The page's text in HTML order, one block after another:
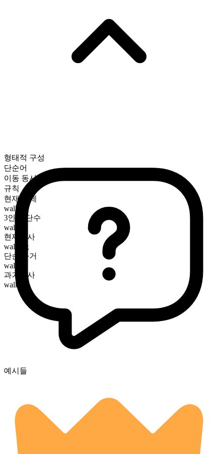
형태적 구성
단순어
이동 동사
규칙
현재 시제
walk
3인칭 단수
walks
현재분사
walking
단순 과거
walked
과거분사
walked
예시들